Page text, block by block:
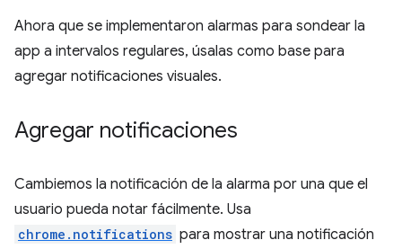
Ahora que se implementaron alarmas para sondear la
app a intervalos regulares, úsalas como base para
agregar notificaciones visuales.
Agregar notificaciones
Cambiemos la notificación de la alarma por una que el
usuario pueda notar fácilmente. Usa
chrome.notifications para mostrar una notificación